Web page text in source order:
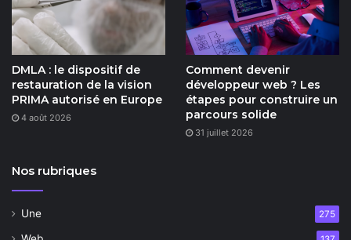
DMLA : le dispositif de
restauration de la vision
PRIMA autorisé en Europe
4 août 2026
Comment devenir
développeur web ? Les
étapes pour construire un
parcours solide
31 juillet 2026
Nos rubriques
Une 275